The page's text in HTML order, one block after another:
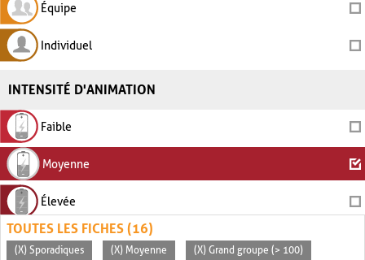
Équipe
Individuel
INTENSITÉ D'ANIMATION
Faible
Moyenne
Élevée
TOUTES LES FICHES (16)
(X) Sporadiques (X) Moyenne (X) Grand groupe (> 100)